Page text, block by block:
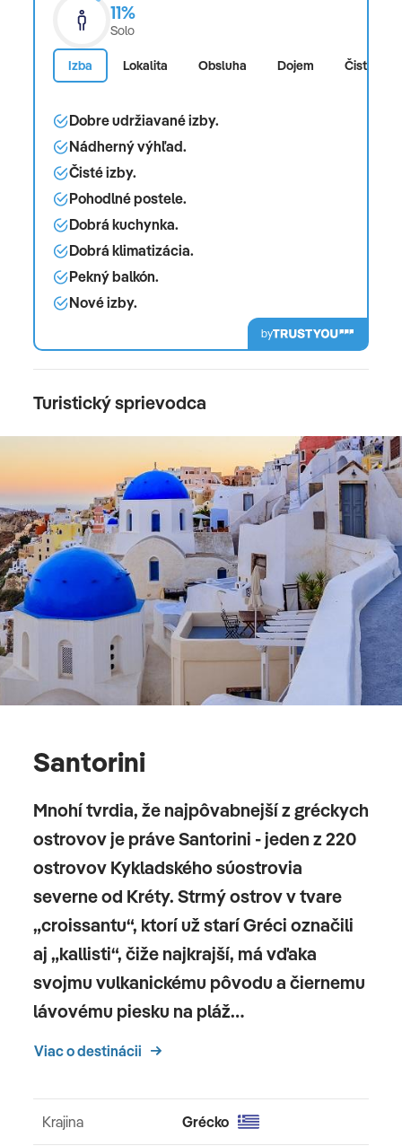
11%
Solo
Izba Lokalita Obsluha Dojem Čistota
Dobre udržiavané izby.
Nádherný výhľad.
Čisté izby.
Pohodlné postele.
Dobrá kuchynka.
Dobrá klimatizácia.
Pekný balkón.
Nové izby.
by
Turistický sprievodca
Santorini
Mnohí tvrdia, že najpôvabnejší z gréckych
ostrovov je práve Santorini - jeden z 220
ostrovov Kykladského súostrovia
severne od Kréty. Strmý ostrov v tvare
„croissantu“, ktorí už starí Gréci označili
aj „kallisti“, čiže najkrajší, má vďaka
svojmu vulkanickému pôvodu a čiernemu
lávovému piesku na pláž…
Viac o destinácii
Krajina Grécko